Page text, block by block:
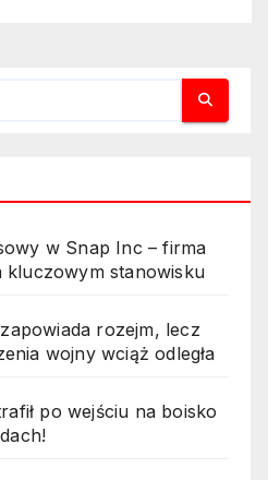
w Snap Inc – firma
kluczowym stanowisku
rozejm, lecz
wojny wciąż odległa
po wejściu na boisko